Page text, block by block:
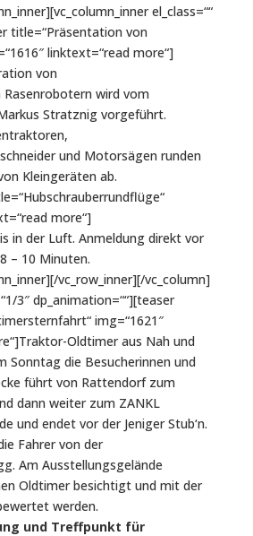
el_class=““
title=“Präsentation von
linktext=“read more“]
von
wird vom
Stratznig vorgeführt.
und Motorsägen runden
Kleingeräten ab.
more“]
in der Luft. Anmeldung direkt vor
– 10 Minuten.
vc_row_inner][/vc_column]
3″ dp_animation=““][teaser
img=“1621″
Oldtimer aus Nah und
Sonntag die Besucherinnen und
führt von Rattendorf zum
dann weiter zum ZANKL
und endet vor der Jeniger Stub‘n.
Fahrer von der
Am Ausstellungsgelände
Oldtimer besichtigt und mit der
werden.
und Treffpunkt für